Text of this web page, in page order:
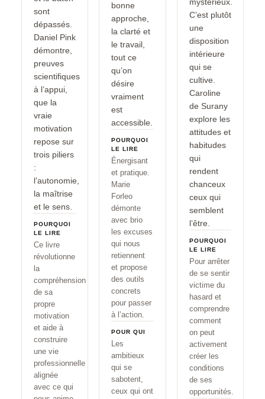
sont
dépassés.
Daniel Pink
démontre,
preuves
scientifiques
à l’appui,
que la
vraie
motivation
repose sur
trois piliers
:
l’autonomie,
la maîtrise
et le sens.
POURQUOI
LE LIRE
Ce livre
révolutionne
la
compréhension
de sa
propre
motivation
et aide à
construire
une vie
professionnelle
alignée
avec ce qui
bonne
approche,
la clarté et
le travail,
tout ce
qu’on
désire
vraiment
est
accessible.
POURQUOI
LE LIRE
Énergisant
et pratique.
Marie
Forleo
démonte
avec brio
les excuses
qui nous
retiennent
et propose
des outils
concrets
pour passer
à l’action.
POUR QUI
Les
ambitieux
qui se
sabotent,
ceux qui ont
C’est plutôt
une
disposition
intérieure
qui se
cultive.
Caroline
de Surany
explore les
attitudes et
habitudes
qui
rendent
chanceux
ceux qui
semblent
l’être.
POURQUOI
LE LIRE
Pour arrêter
de se sentir
victime du
hasard et
comprendre
comment
on peut
activement
créer les
conditions
de ses
opportunités.